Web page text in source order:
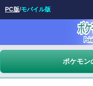
ポケモン
PC版/モバイル版